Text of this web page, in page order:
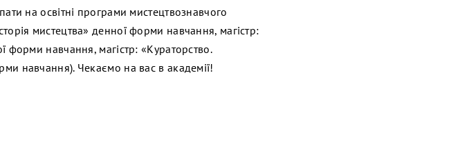
на освітні програми мистецтвознавчого
мистецтва» денної форми навчання, магістр:
форми навчання, магістр: «Кураторство.
навчання). Чекаємо на вас в академії!